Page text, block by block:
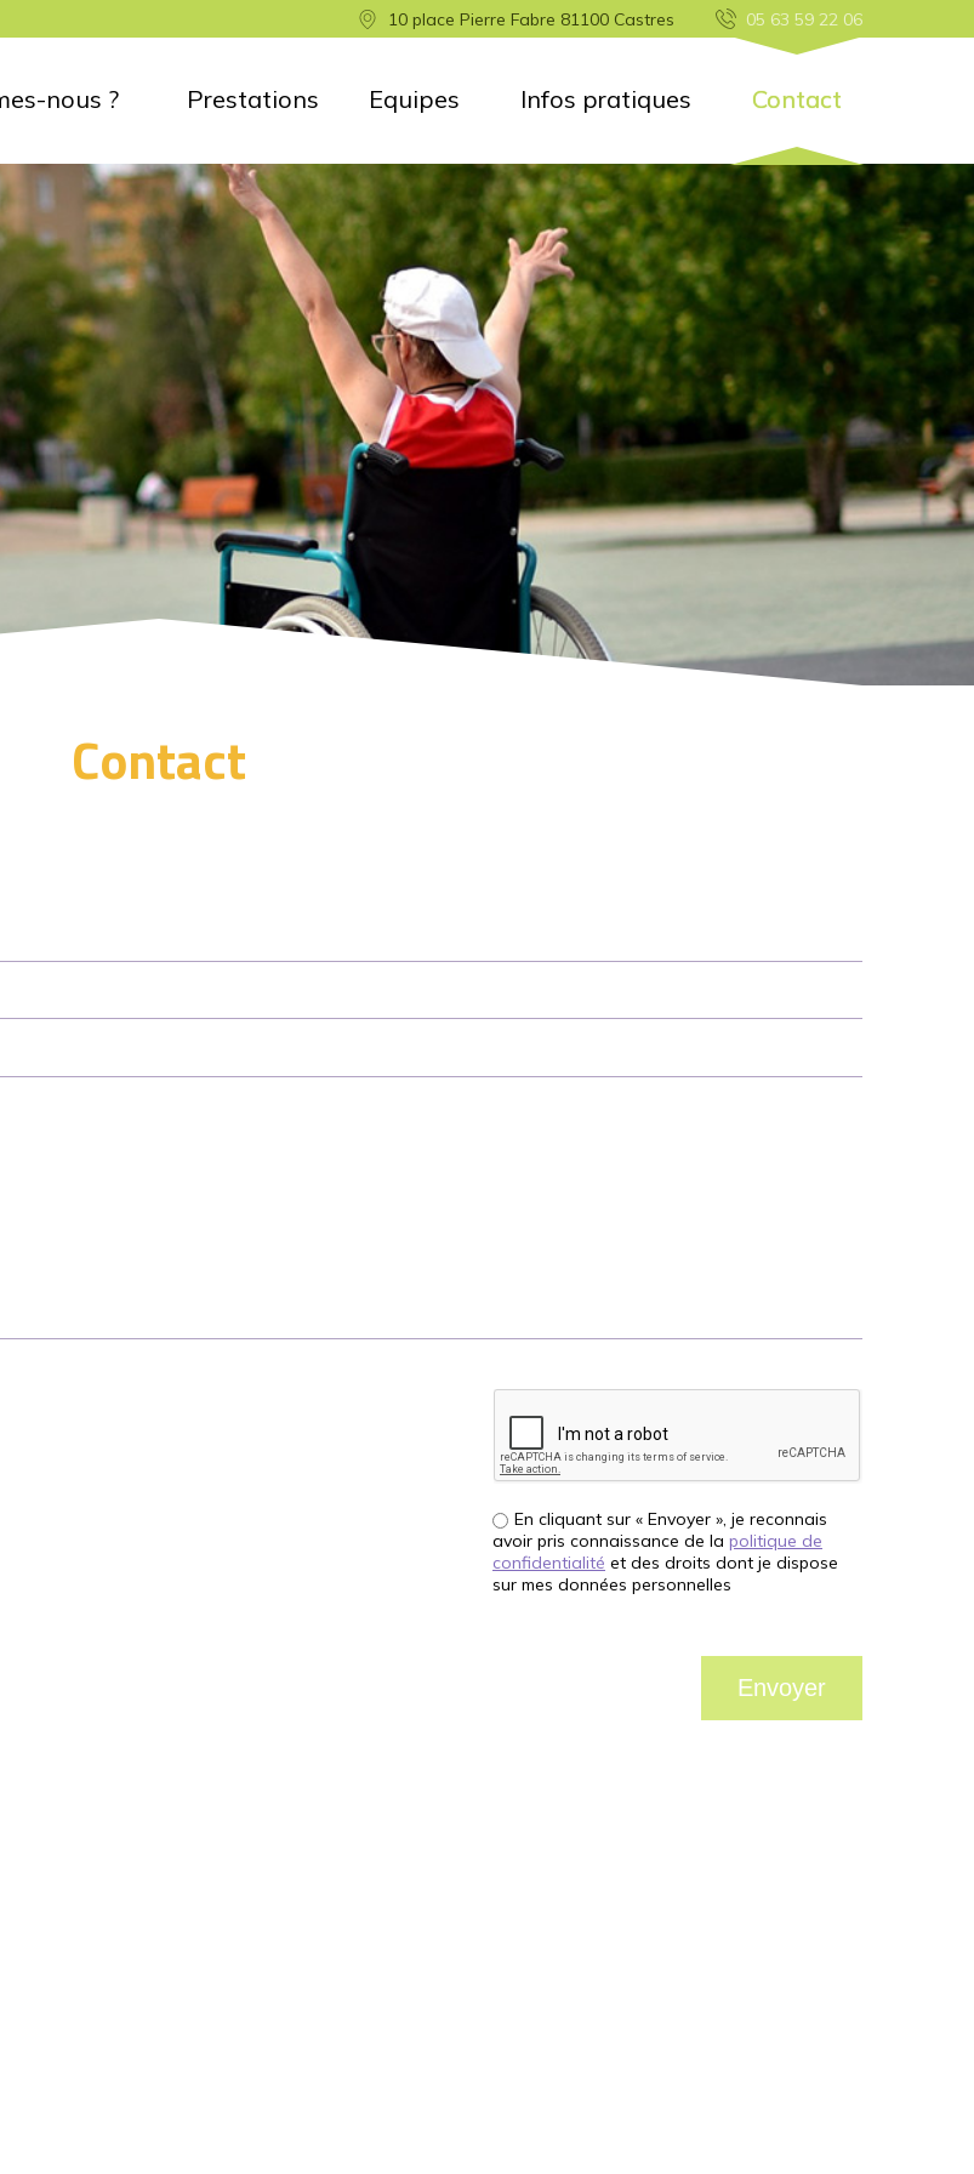
nous ? Prestations Equipes Infos pratiques Contact
10 place Pierre Fabre 81100 Castres 05 63 59 22 06
Contact
En cliquant sur « Envoyer », je reconnais
avoir pris connaissance de la politique de
confidentialité et des droits dont je dispose
sur mes données personnelles